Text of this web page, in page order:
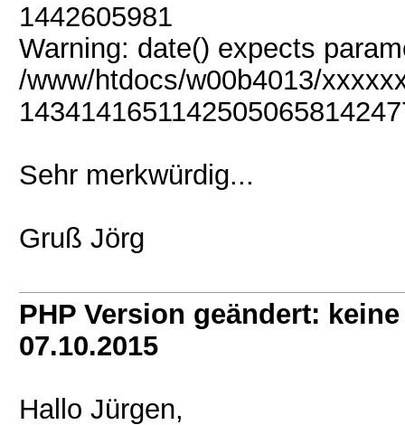
1442605981
Warning: date() expects
/www/htdocs/w00b4013/
Sehr merkwürdig...
Gruß Jörg
PHP Version geändert:
07.10.2015
Hallo Jürgen,